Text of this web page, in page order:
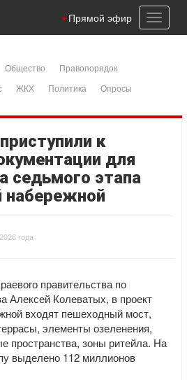
Toggle
Прямой эфир
Общество
Правопорядок
ЖКХ Политика
Опросы
к
для
седьмого этапа
набережной
года
правительства по
Алексей Колеватых, в проект
входят пешеходный мост,
элементы озеленения,
пространства, зоны ритейла. На
выделено 112 миллионов